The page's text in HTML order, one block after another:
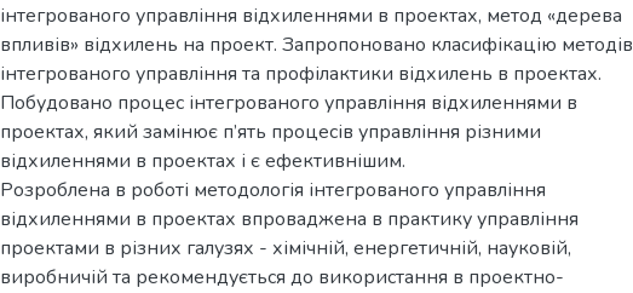
інтегрованого управління відхиленнями в проектах, метод «дерева
впливів» відхилень на проект. Запропоновано класифікацію методів
інтегрованого управління та профілактики відхилень в проектах.
Побудовано процес інтегрованого управління відхиленнями в
проектах, який замінює п’ять процесів управління різними
відхиленнями в проектах і є ефективнішим.
Розроблена в роботі методологія інтегрованого управління
відхиленнями в проектах впроваджена в практику управління
проектами в різних галузях - хімічній, енергетичній, науковій,
виробничій та рекомендується до використання в проектно-